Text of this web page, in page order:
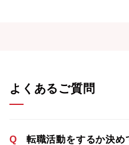
よくあるご質問
Q
転職活動をするか決め